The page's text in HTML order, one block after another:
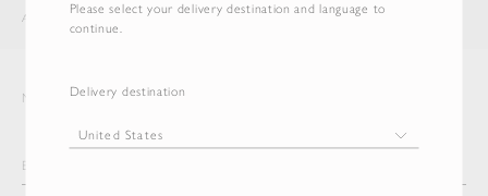
Please select your delivery destination and language to
continue.
Delivery destination
AURALEE ITEM
Newsletter